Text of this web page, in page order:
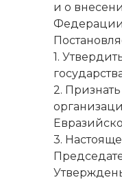
и о
Федерации
1.
2.
3.